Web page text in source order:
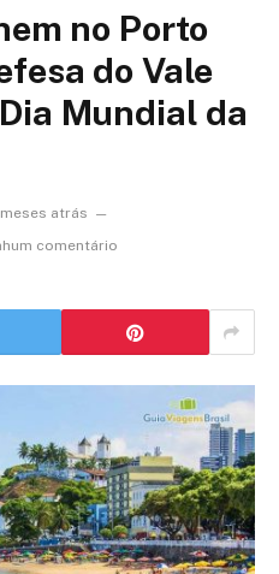
no Porto
do Vale
Mundial da
meses atrás
comentário